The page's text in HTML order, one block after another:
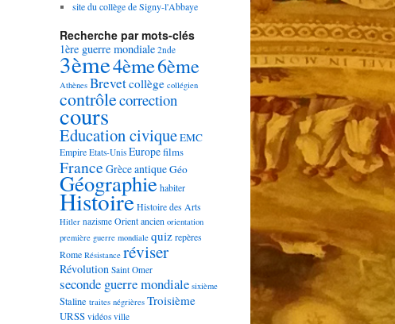
site du collège de Signy-l'Abbaye
Recherche par mots-clés
1ère guerre mondiale 2nde
3ème4ème6ème
Athènes Brevetcollège collégien
contrôlecorrection
cours
Education civiqueEMC
Empire Etats-Unis Europefilms
France Grèce antiqueGéo
Géographie habiter
HistoireHistoire des Arts
Hitler nazisme Orient ancien orientation
première guerre mondiale quizrepères
Rome Résistance réviser
Révolution Saint Omer
seconde guerre mondiale sixième
Staline traites négrières Troisième
URSS vidéos ville